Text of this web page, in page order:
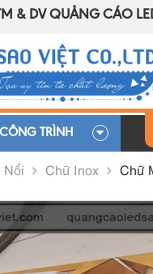
& DV QUẢNG CÁO
TRÌNH
Nổi Chữ Inox Chữ